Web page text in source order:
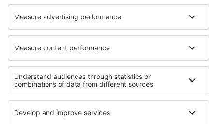
Dazhou
Delingha Airport (HXD)
Dongying (DOY)
Dunhuang Airport (DNH)